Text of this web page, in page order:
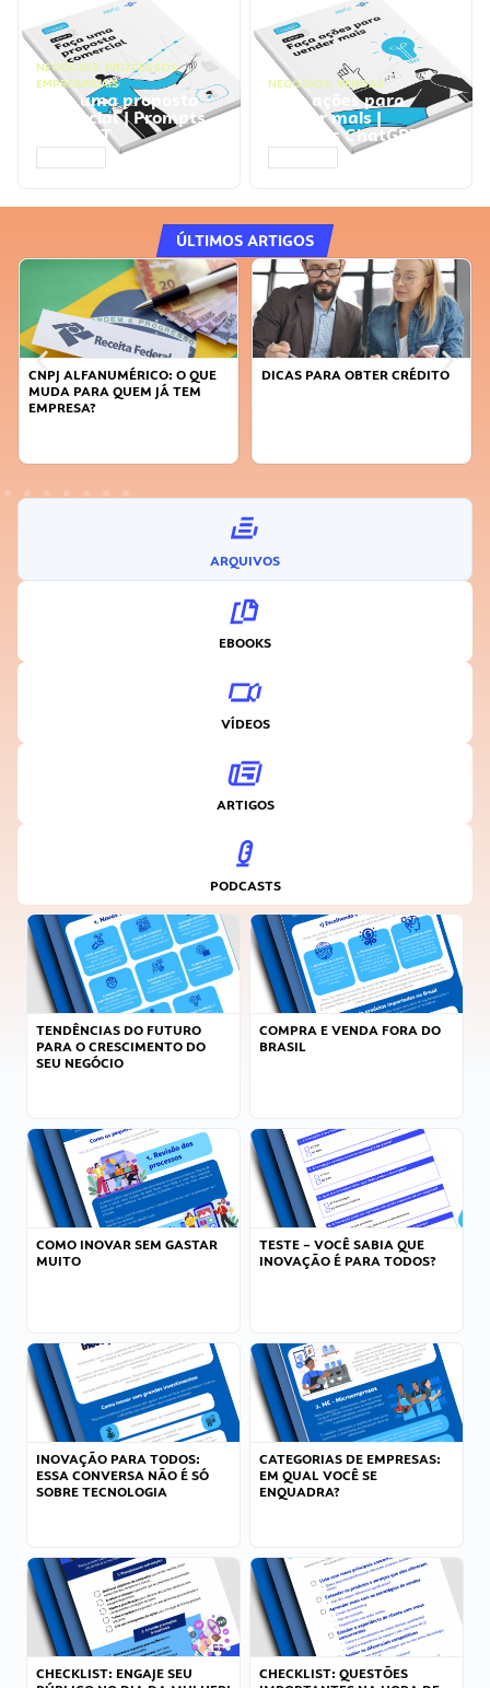
NEGÓCIOS, PROCESSOS
EMPRESARIAIS
Faça uma proposta
comercial | Prompts
ChatGPT
NEGÓCIOS, VENDAS
Faça ações para
vender mais |
Prompts ChatGPT
ÚLTIMOS ARTIGOS
CNPJ ALFANUMÉRICO: O QUE
MUDA PARA QUEM JÁ TEM
EMPRESA?
DICAS PARA OBTER CRÉDITO
ARQUIVOS
EBOOKS
VÍDEOS
ARTIGOS
PODCASTS
TENDÊNCIAS DO FUTURO
PARA O CRESCIMENTO DO
SEU NEGÓCIO
COMPRA E VENDA FORA DO
BRASIL
COMO INOVAR SEM GASTAR
MUITO
TESTE – VOCÊ SABIA QUE
INOVAÇÃO É PARA TODOS?
INOVAÇÃO PARA TODOS:
ESSA CONVERSA NÃO É SÓ
SOBRE TECNOLOGIA
CATEGORIAS DE EMPRESAS:
EM QUAL VOCÊ SE
ENQUADRA?
CHECKLIST: ENGAJE SEU
CHECKLIST: QUESTÕES